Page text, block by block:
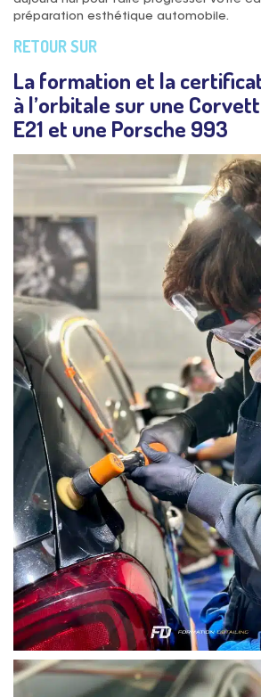
préparation esthétique automobile.
RETOUR SUR
La formation et la
à l’orbitale sur une
E21 et une Porsche 993